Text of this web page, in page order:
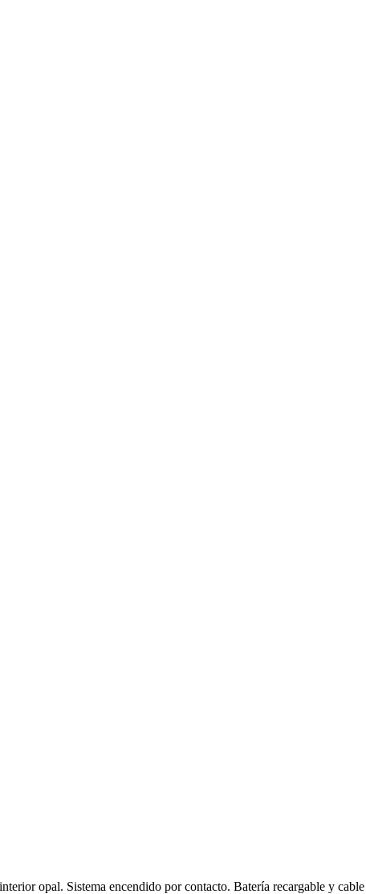
opal. Sistema encendido por contacto. Batería recargable y